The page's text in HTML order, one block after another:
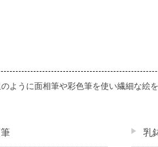
ように面相筆や彩色筆を使い繊細な絵
乳